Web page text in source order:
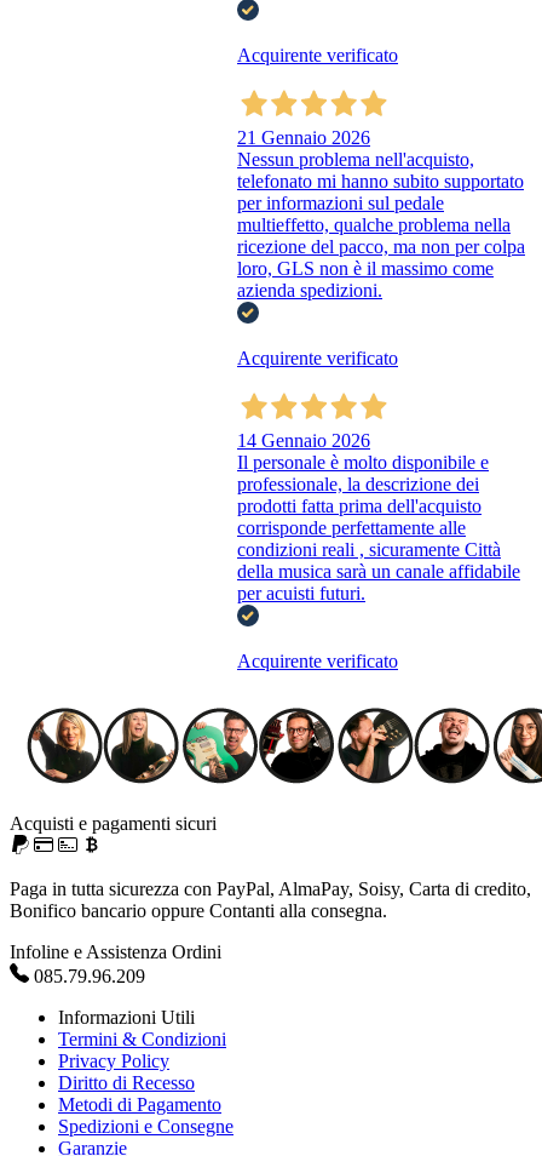
Acquirente verificato
21 Gennaio 2026
Nessun problema nell'acquisto,
telefonato mi hanno subito supportato
per informazioni sul pedale
multieffetto, qualche problema nella
ricezione del pacco, ma non per colpa
loro, GLS non è il massimo come
azienda spedizioni.
Acquirente verificato
14 Gennaio 2026
Il personale è molto disponibile e
professionale, la descrizione dei
prodotti fatta prima dell'acquisto
corrisponde perfettamente alle
condizioni reali , sicuramente Città
della musica sarà un canale affidabile
per acuisti futuri.
Acquirente verificato
Acquisti e pagamenti sicuri
Paga in tutta sicurezza con PayPal, AlmaPay, Soisy, Carta di credito,
Bonifico bancario oppure Contanti alla consegna.
Infoline e Assistenza Ordini
085.79.96.209
Informazioni Utili
Termini & Condizioni
Privacy Policy
Diritto di Recesso
Metodi di Pagamento
Spedizioni e Consegne
Garanzie